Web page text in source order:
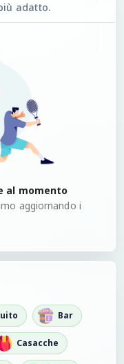
adatto.
al momento
aggiornando i
Bar
Casacche